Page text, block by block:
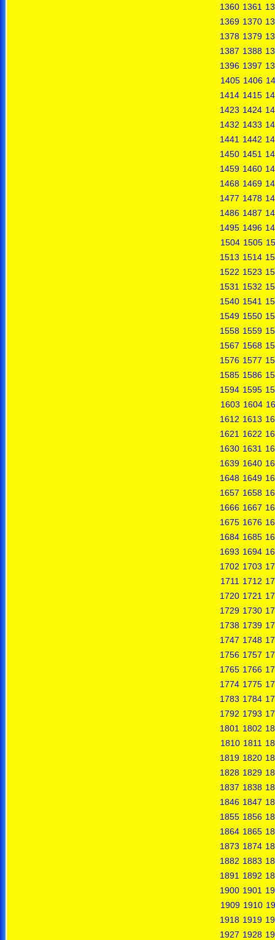
1360 1361
1369 1370
1378 1379
1387 1388
1396 1397
1405 1406
1414 1415
1423 1424
1432 1433
1441 1442
1450 1451
1459 1460
1468 1469
1477 1478
1486 1487
1495 1496
1504 1505
1513 1514
1522 1523
1531 1532
1540 1541
1549 1550
1558 1559
1567 1568
1576 1577
1585 1586
1594 1595
1603 1604
1612 1613
1621 1622
1630 1631
1639 1640
1648 1649
1657 1658
1666 1667
1675 1676
1684 1685
1693 1694
1702 1703
1711 1712
1720 1721
1729 1730
1738 1739
1747 1748
1756 1757
1765 1766
1774 1775
1783 1784
1792 1793
1801 1802
1810 1811
1819 1820
1828 1829
1837 1838
1846 1847
1855 1856
1864 1865
1873 1874
1882 1883
1891 1892
1900 1901
1909 1910
1918 1919
1927 1928